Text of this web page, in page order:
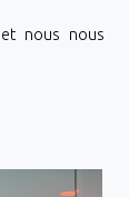
nous nous